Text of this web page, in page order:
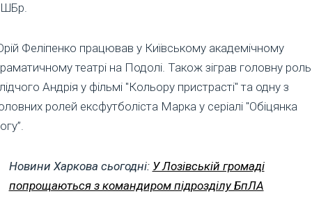
Феліпенко працював у Київському академічному
театрі на Подолі. Також зіграв головну
Андрія у фільмі "Кольору пристрасті" та одну з
ролей ексфутболіста Марка у серіалі "Обіцянка
Новини Харкова сьогодні: У Лозівській громаді
попрощаються з командиром підрозділу БпЛА